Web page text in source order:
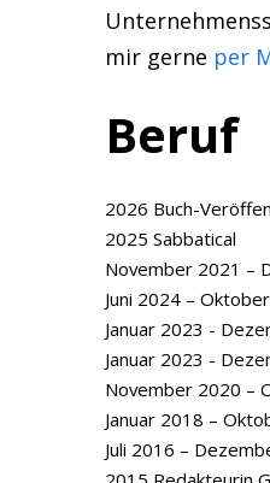
mir gerne per
Beruf
2026 Buch-
2025 Sabbatical
November 2021 –
Juni 2024 –
Januar 2023 -
Januar 2023 -
November 2020 –
Januar 2018 –
Juli 2016 –